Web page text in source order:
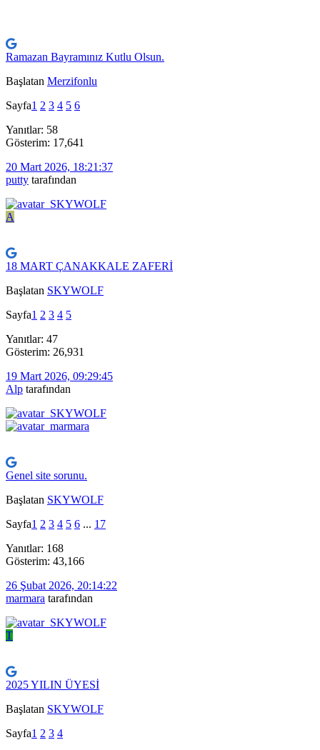
Ramazan Bayramınız Kutlu Olsun.
Başlatan Merzifonlu
Sayfa1 2 3 4 5 6
Yanıtlar: 58
Gösterim: 17,641
20 Mart 2026, 18:21:37
putty tarafından
A
18 MART ÇANAKKALE ZAFERİ
Başlatan SKYWOLF
Sayfa1 2 3 4 5
Yanıtlar: 47
Gösterim: 26,931
19 Mart 2026, 09:29:45
Alp tarafından
Genel site sorunu.
Başlatan SKYWOLF
Sayfa1 2 3 4 5 6 ... 17
Yanıtlar: 168
Gösterim: 43,166
26 Şubat 2026, 20:14:22
marmara tarafından
T
2025 YILIN ÜYESİ
Başlatan SKYWOLF
Sayfa1 2 3 4